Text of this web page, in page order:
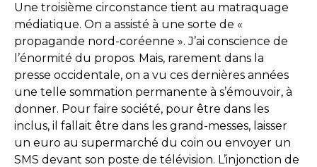
Une troisième circonstance tient au matraquage
médiatique. On a assisté à une sorte de «
propagande nord-coréenne ». J’ai conscience de
l’énormité du propos. Mais, rarement dans la
presse occidentale, on a vu ces dernières années
une telle sommation permanente à s’émouvoir, à
donner. Pour faire société, pour être dans les
inclus, il fallait être dans les grand-messes, laisser
un euro au supermarché du coin ou envoyer un
SMS devant son poste de télévision. L’injonction de